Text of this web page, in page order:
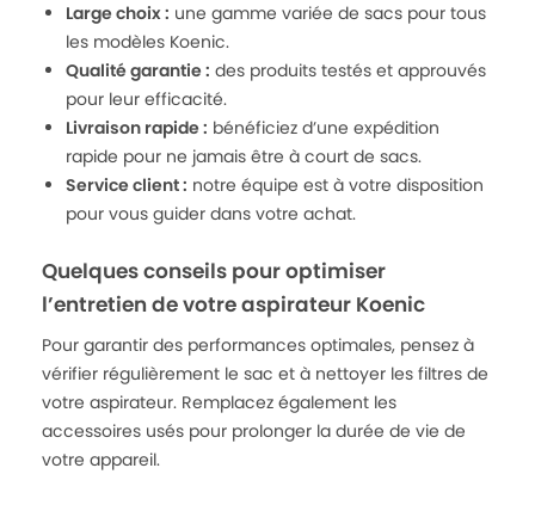
Large choix : une gamme variée de sacs pour tous
les modèles Koenic.
Qualité garantie : des produits testés et approuvés
pour leur efficacité.
Livraison rapide : bénéficiez d’une expédition
rapide pour ne jamais être à court de sacs.
Service client : notre équipe est à votre disposition
pour vous guider dans votre achat.
Quelques conseils pour optimiser
l’entretien de votre aspirateur Koenic
Pour garantir des performances optimales, pensez à
vérifier régulièrement le sac et à nettoyer les filtres de
votre aspirateur. Remplacez également les
accessoires usés pour prolonger la durée de vie de
votre appareil.